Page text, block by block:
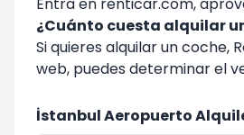
¿Cuánto cuesta alquilar
Si quieres alquilar un
web, puedes determinar el
İstanbul Aeropuerto